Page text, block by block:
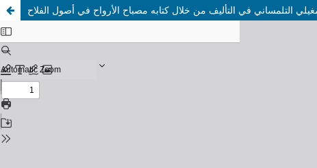
التلمساني في التأليف من خلال كتابه مصباح الأرواح في أصول الفلاح